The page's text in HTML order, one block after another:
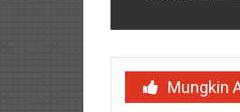
Mungkin